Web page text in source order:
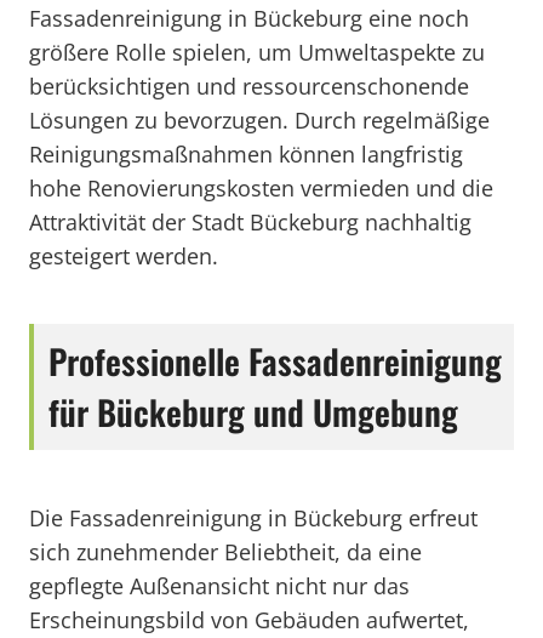
Fassadenreinigung in Bückeburg eine noch
größere Rolle spielen, um Umweltaspekte zu
berücksichtigen und ressourcenschonende
Lösungen zu bevorzugen. Durch regelmäßige
Reinigungsmaßnahmen können langfristig
hohe Renovierungskosten vermieden und die
Attraktivität der Stadt Bückeburg nachhaltig
gesteigert werden.
Professionelle Fassadenreinigung
für Bückeburg und Umgebung
Die Fassadenreinigung in Bückeburg erfreut
sich zunehmender Beliebtheit, da eine
gepflegte Außenansicht nicht nur das
Erscheinungsbild von Gebäuden aufwertet,